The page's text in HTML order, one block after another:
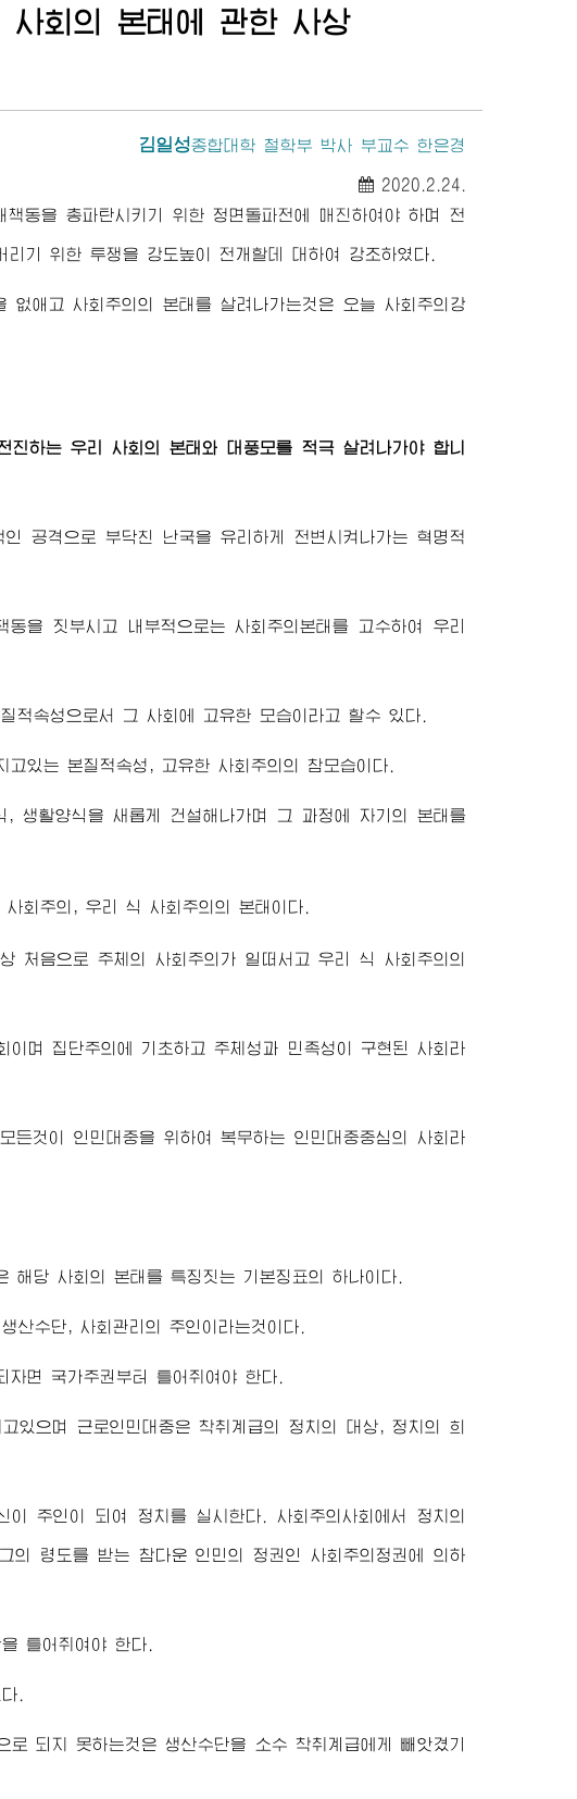
사회의 본태에 관한 사상
김일성종합대학 철학부 박사 부교수 한은경
2020.2.24.
동을 총파탄시키기 위한 정면돌파전에 매진하여야 하며 전
기 위한 투쟁을 강도높이 전개할데 대하여 강조하였다.
없애고 사회주의의 본태를 살려나가는것은 오늘 사회주의강
하는 우리 사회의 본태와 대풍모를 적극 살려나가야 합니
공격으로 부닥친 난국을 유리하게 전변시켜나가는 혁명적
을 짓부시고 내부적으로는 사회주의본태를 고수하여 우리
적속성으로서 그 사회에 고유한 모습이라고 할수 있다.
있는 본질적속성, 고유한 사회주의의 참모습이다.
생활양식을 새롭게 건설해나가며 그 과정에 자기의 본태를
회주의, 우리 식 사회주의의 본태이다.
처음으로 주체의 사회주의가 일떠서고 우리 식 사회주의의
며 집단주의에 기초하고 주체성과 민족성이 구현된 사회라
것이 인민대중을 위하여 복무하는 인민대중중심의 사회라
해당 사회의 본태를 특징짓는 기본징표의 하나이다.
산수단, 사회관리의 주인이라는것이다.
면 국가주권부터 틀어쥐여야 한다.
있으며 근로인민대중은 착취계급의 정치의 대상, 정치의 희
이 주인이 되여 정치를 실시한다. 사회주의사회에서 정치의
의 령도를 받는 참다운 인민의 정권인 사회주의정권에 의하
틀어쥐여야 한다.
.
되지 못하는것은 생산수단을 소수 착취계급에게 빼앗겼기